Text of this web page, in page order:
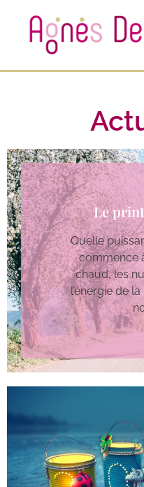
Le
Quelle
commence
chaud, les
l’énergie de